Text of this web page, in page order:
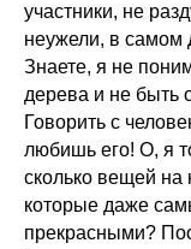
участники, не
неужели, в самом
Знаете, я не
дерева и не быть
Говорить с
любишь его! О, я
сколько вещей на
которые даже
прекрасными?